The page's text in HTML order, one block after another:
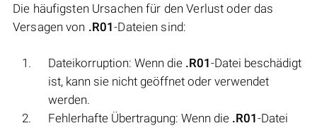
Die häufigsten Ursachen für den Verlust oder das
Versagen von .R01-Dateien sind:
Dateikorruption: Wenn die .R01-Datei beschädigt
ist, kann sie nicht geöffnet oder verwendet
werden.
Fehlerhafte Übertragung: Wenn die .R01-Datei